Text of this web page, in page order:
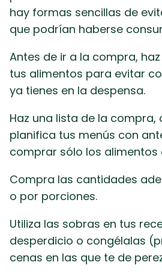
hay formas sencillas de
que podrían haberse
Antes de ir a la compra,
tus alimentos para evitar
ya tienes en la despensa.
Haz una lista de la compra,
planifica tus menús con
comprar sólo los alimentos
Compra las cantidades
o por porciones.
Utiliza las sobras en tus
desperdicio o congélalas
cenas en las que te de